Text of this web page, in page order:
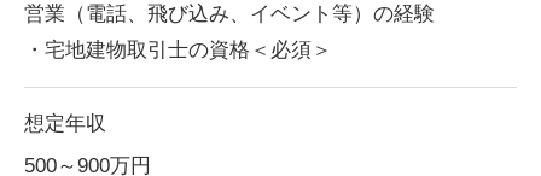
営業（電話、飛び込み、イベント等）の経験
・宅地建物取引士の資格＜必須＞
想定年収
500～900万円